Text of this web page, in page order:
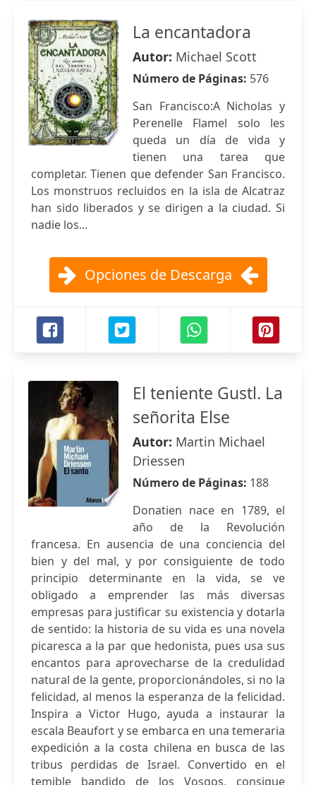
La encantadora
Autor: Michael Scott
Número de Páginas: 576
San Francisco:A Nicholas y
Perenelle Flamel solo les
queda un día de vida y
tienen una tarea que
completar. Tienen que defender San Francisco.
Los monstruos recluidos en la isla de Alcatraz
han sido liberados y se dirigen a la ciudad. Si
nadie los...
Opciones de Descarga
El teniente Gustl. La
señorita Else
Autor: Martin Michael
Driessen
Número de Páginas: 188
Donatien nace en 1789, el
año de la Revolución
francesa. En ausencia de una conciencia del
bien y del mal, y por consiguiente de todo
principio determinante en la vida, se ve
obligado a emprender las más diversas
empresas para justificar su existencia y dotarla
de sentido: la historia de su vida es una novela
picaresca a la par que hedonista, pues usa sus
encantos para aprovecharse de la credulidad
natural de la gente, proporcionándoles, si no la
felicidad, al menos la esperanza de la felicidad.
Inspira a Victor Hugo, ayuda a instaurar la
escala Beaufort y se embarca en una temeraria
expedición a la costa chilena en busca de las
tribus perdidas de Israel. Convertido en el
temible bandido de los Vosgos, consigue